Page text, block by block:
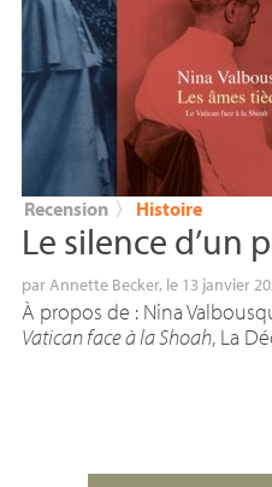
Recension 〉 Histoire
Le silence d’un
parAnnette Becker, le 13 janvier
À propos de : Nina
Vatican face à la Shoah, La